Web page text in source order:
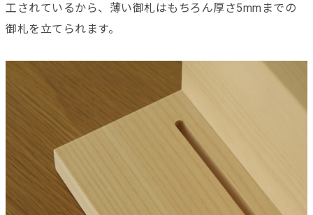
工されているから、薄い御札はもちろん厚さ5mmまでの
御札を立てられます。